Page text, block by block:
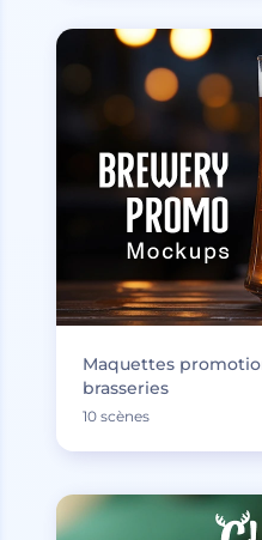
Maquettes
brasseries
10 scènes